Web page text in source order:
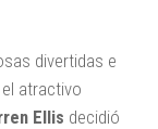
divertidas e
atractivo
Ellis decidió